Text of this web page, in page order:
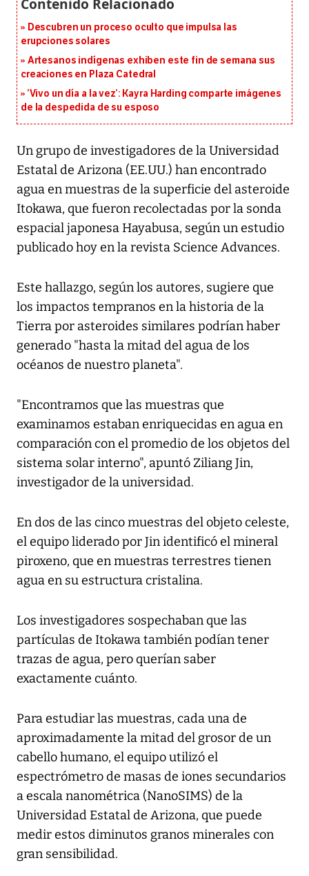
Descubren un proceso oculto que impulsa las
erupciones solares
Artesanos indígenas exhiben este fin de semana sus
creaciones en Plaza Catedral
‘Vivo un día a la vez’: Kayra Harding comparte imágenes
de la despedida de su esposo
Un grupo de investigadores de la Universidad
Estatal de Arizona (EE.UU.) han encontrado
agua en muestras de la superficie del asteroide
Itokawa, que fueron recolectadas por la sonda
espacial japonesa Hayabusa, según un estudio
publicado hoy en la revista Science Advances.
Este hallazgo, según los autores, sugiere que
los impactos tempranos en la historia de la
Tierra por asteroides similares podrían haber
generado "hasta la mitad del agua de los
océanos de nuestro planeta".
"Encontramos que las muestras que
examinamos estaban enriquecidas en agua en
comparación con el promedio de los objetos del
sistema solar interno", apuntó Ziliang Jin,
investigador de la universidad.
En dos de las cinco muestras del objeto celeste,
el equipo liderado por Jin identificó el mineral
piroxeno, que en muestras terrestres tienen
agua en su estructura cristalina.
Los investigadores sospechaban que las
partículas de Itokawa también podían tener
trazas de agua, pero querían saber
exactamente cuánto.
Para estudiar las muestras, cada una de
aproximadamente la mitad del grosor de un
cabello humano, el equipo utilizó el
espectrómetro de masas de iones secundarios
a escala nanométrica (NanoSIMS) de la
Universidad Estatal de Arizona, que puede
medir estos diminutos granos minerales con
gran sensibilidad.